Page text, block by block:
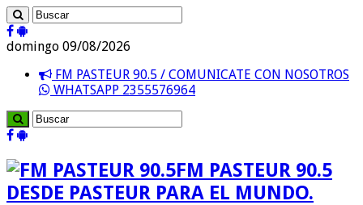
domingo 09/08/2026
FM PASTEUR 90.5 / COMUNICATE CON NOSOTROS
WHATSAPP 2355576964
FM PASTEUR 90.5
DESDE PASTEUR PARA EL MUNDO.